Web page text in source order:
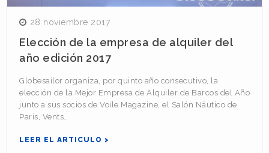
28 noviembre 2017
Elección de la empresa de alquiler del
año edición 2017
Globesailor organiza, por quinto año consecutivo, la
elección de la Mejor Empresa de Alquiler de Barcos del Año
junto a sus socios de Voile Magazine, el Salón Náutico de
París, Vents…
LEER EL ARTICULO >